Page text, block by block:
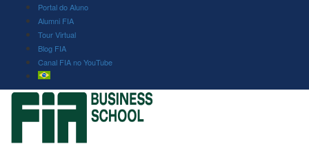
Portal do Aluno
Alumni FIA
Tour Virtual
Blog FIA
Canal FIA no YouTube